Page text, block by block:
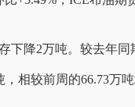
降2万吨。较去年同
，相较前周的66.73万